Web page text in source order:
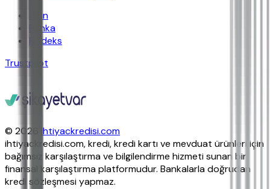
İban
Banka
Findeks
Trustpilot
© 2026
ihtiyackredisi.com
ihtiyackredisi.com, kredi, kredi kartı ve mevduat ürünleri için
bağımsız karşılaştırma ve bilgilendirme hizmeti sunan bir
finansal karşılaştırma platformudur. Bankalarla doğrudan
kredi sözleşmesi yapmaz.